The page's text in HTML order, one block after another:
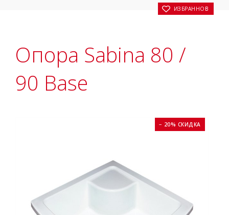
В ИЗБРАННОЕ
Опора Sabina 80 /
90 Base
− 20% СКИДКА